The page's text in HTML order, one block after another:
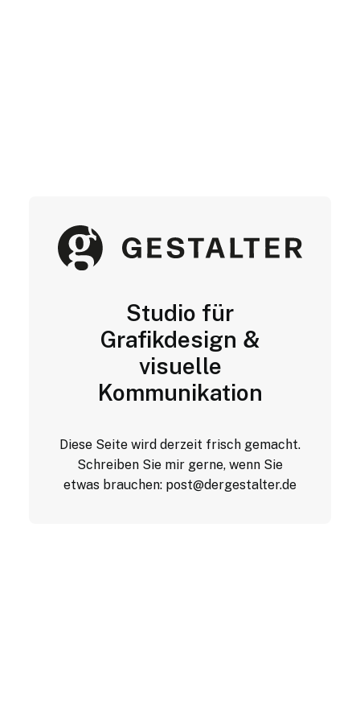
Studio für
Grafikdesign &
visuelle
Kommunikation
Diese Seite wird derzeit frisch gemacht.
Schreiben Sie mir gerne, wenn Sie
etwas brauchen: post@dergestalter.de